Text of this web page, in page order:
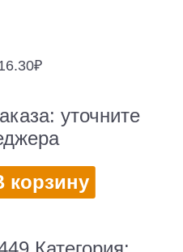
₽
уточните
корзину